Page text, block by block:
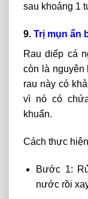
sau khoảng 1
9. Trị mụn ẩn
Rau diếp cá
còn là nguyên
rau này có
vì nó có
khuẩn.
Cách thực
Bước 1:
nước rồi